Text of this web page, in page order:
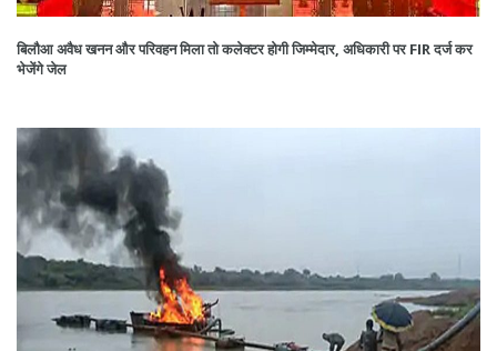
बिलौआ अवैध खनन और परिवहन मिला तो कलेक्टर होगी जिम्मेदार, अधिकारी पर FIR दर्ज कर
भेजेंगे जेल